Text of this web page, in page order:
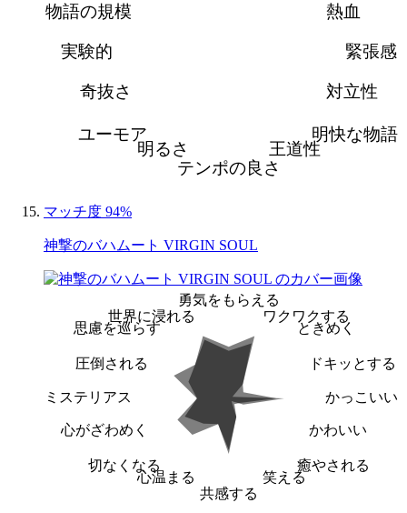
熱血
緊張感
対立性
明快な物語
王道性
テンポの良さ
明るさ
ユーモア
奇抜さ
実験的
物語の規模
マッチ度 94%
神撃のバハムート VIRGIN SOUL
勇気をもらえる
ワクワクする
ときめく
ドキッとする
かっこいい
かわいい
癒やされる
笑える
共感する
心温まる
切なくなる
心がざわめく
ミステリアス
圧倒される
思慮を巡らす
世界に浸れる